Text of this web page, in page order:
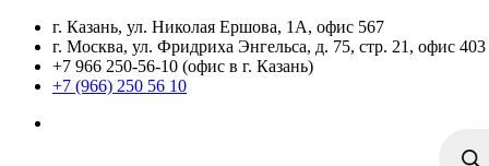
г. Казань, ул. Николая Ершова, 1А, офис 567
г. Москва, ул. Фридриха Энгельса, д. 75, стр. 21, офис 403
+7 966 250-56-10 (офис в г. Казань)
+7 (966) 250 56 10